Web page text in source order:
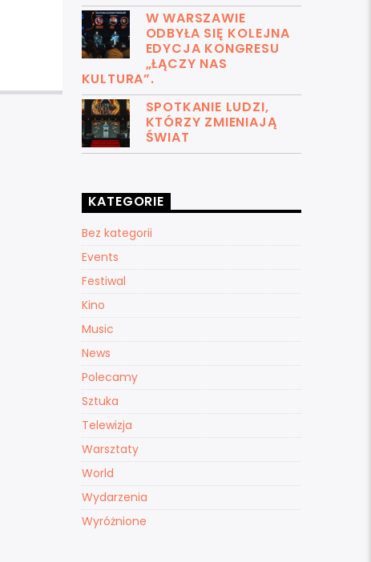
W WARSZAWIE
ODBYŁA SIĘ KOLEJNA
EDYCJA KONGRESU
„ŁĄCZY NAS
KULTURA”.
SPOTKANIE LUDZI,
KTÓRZY ZMIENIAJĄ
ŚWIAT
KATEGORIE
Bez kategorii
Events
Festiwal
Kino
Music
News
Polecamy
Sztuka
Telewizja
Warsztaty
World
Wydarzenia
Wyróżnione